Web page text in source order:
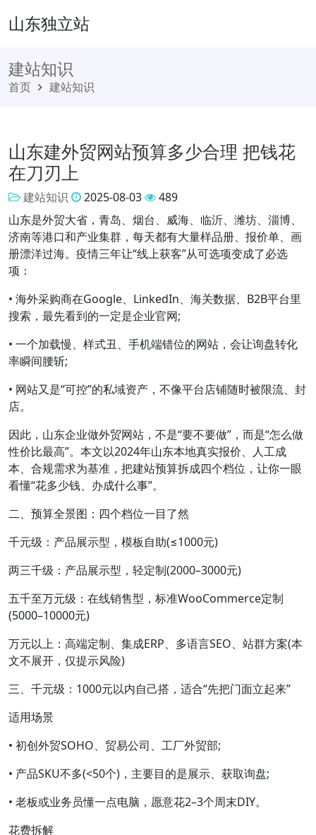
山东独立站
建站知识
首页 建站知识
山东建外贸网站预算多少合理 把钱花
在刀刃上
建站知识 2025-08-03
489
山东是外贸大省，青岛、烟台、威海、临沂、潍坊、淄博、
济南等港口和产业集群，每天都有大量样品册、报价单、画
册漂洋过海。疫情三年让“线上获客”从可选项变成了必选
项：
• 海外采购商在Google、LinkedIn、海关数据、B2B平台里
搜索，最先看到的一定是企业官网;
• 一个加载慢、样式丑、手机端错位的网站，会让询盘转化
率瞬间腰斩;
• 网站又是“可控”的私域资产，不像平台店铺随时被限流、封
店。
因此，山东企业做外贸网站，不是“要不要做”，而是“怎么做
性价比最高”。本文以2024年山东本地真实报价、人工成
本、合规需求为基准，把建站预算拆成四个档位，让你一眼
看懂“花多少钱、办成什么事”。
二、预算全景图：四个档位一目了然
千元级：产品展示型，模板自助(≤1000元)
两三千级：产品展示型，轻定制(2000–3000元)
五千至万元级：在线销售型，标准WooCommerce定制
(5000–10000元)
万元以上：高端定制、集成ERP、多语言SEO、站群方案(本
文不展开，仅提示风险)
三、千元级：1000元以内自己搭，适合“先把门面立起来”
适用场景
• 初创外贸SOHO、贸易公司、工厂外贸部;
• 产品SKU不多(<50个)，主要目的是展示、获取询盘;
• 老板或业务员懂一点电脑，愿意花2–3个周末DIY。
花费拆解